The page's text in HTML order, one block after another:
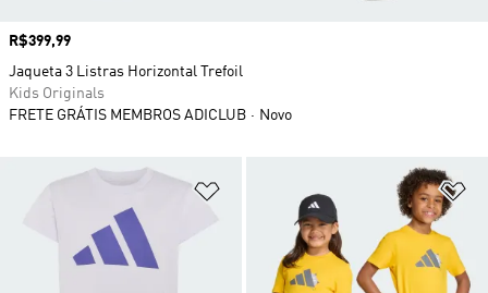
Adicionar à Lista de Desejos
Preço
R$399,99
Jaqueta 3 Listras Horizontal Trefoil
Kids Originals
FRETE GRÁTIS MEMBROS ADICLUB
Novo